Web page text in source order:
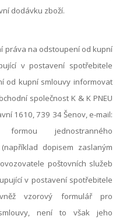
dodávku zboží.
práva na odstoupení od kupní
v postavení spotřebitele
od kupní smlouvy informovat
společnost K & K PNEU
1610, 739 34 Šenov, e-mail:
jednostranného
dopisem zaslaným
poštovních služeb
v postavení spotřebitele
vzorový formulář pro
není to však jeho